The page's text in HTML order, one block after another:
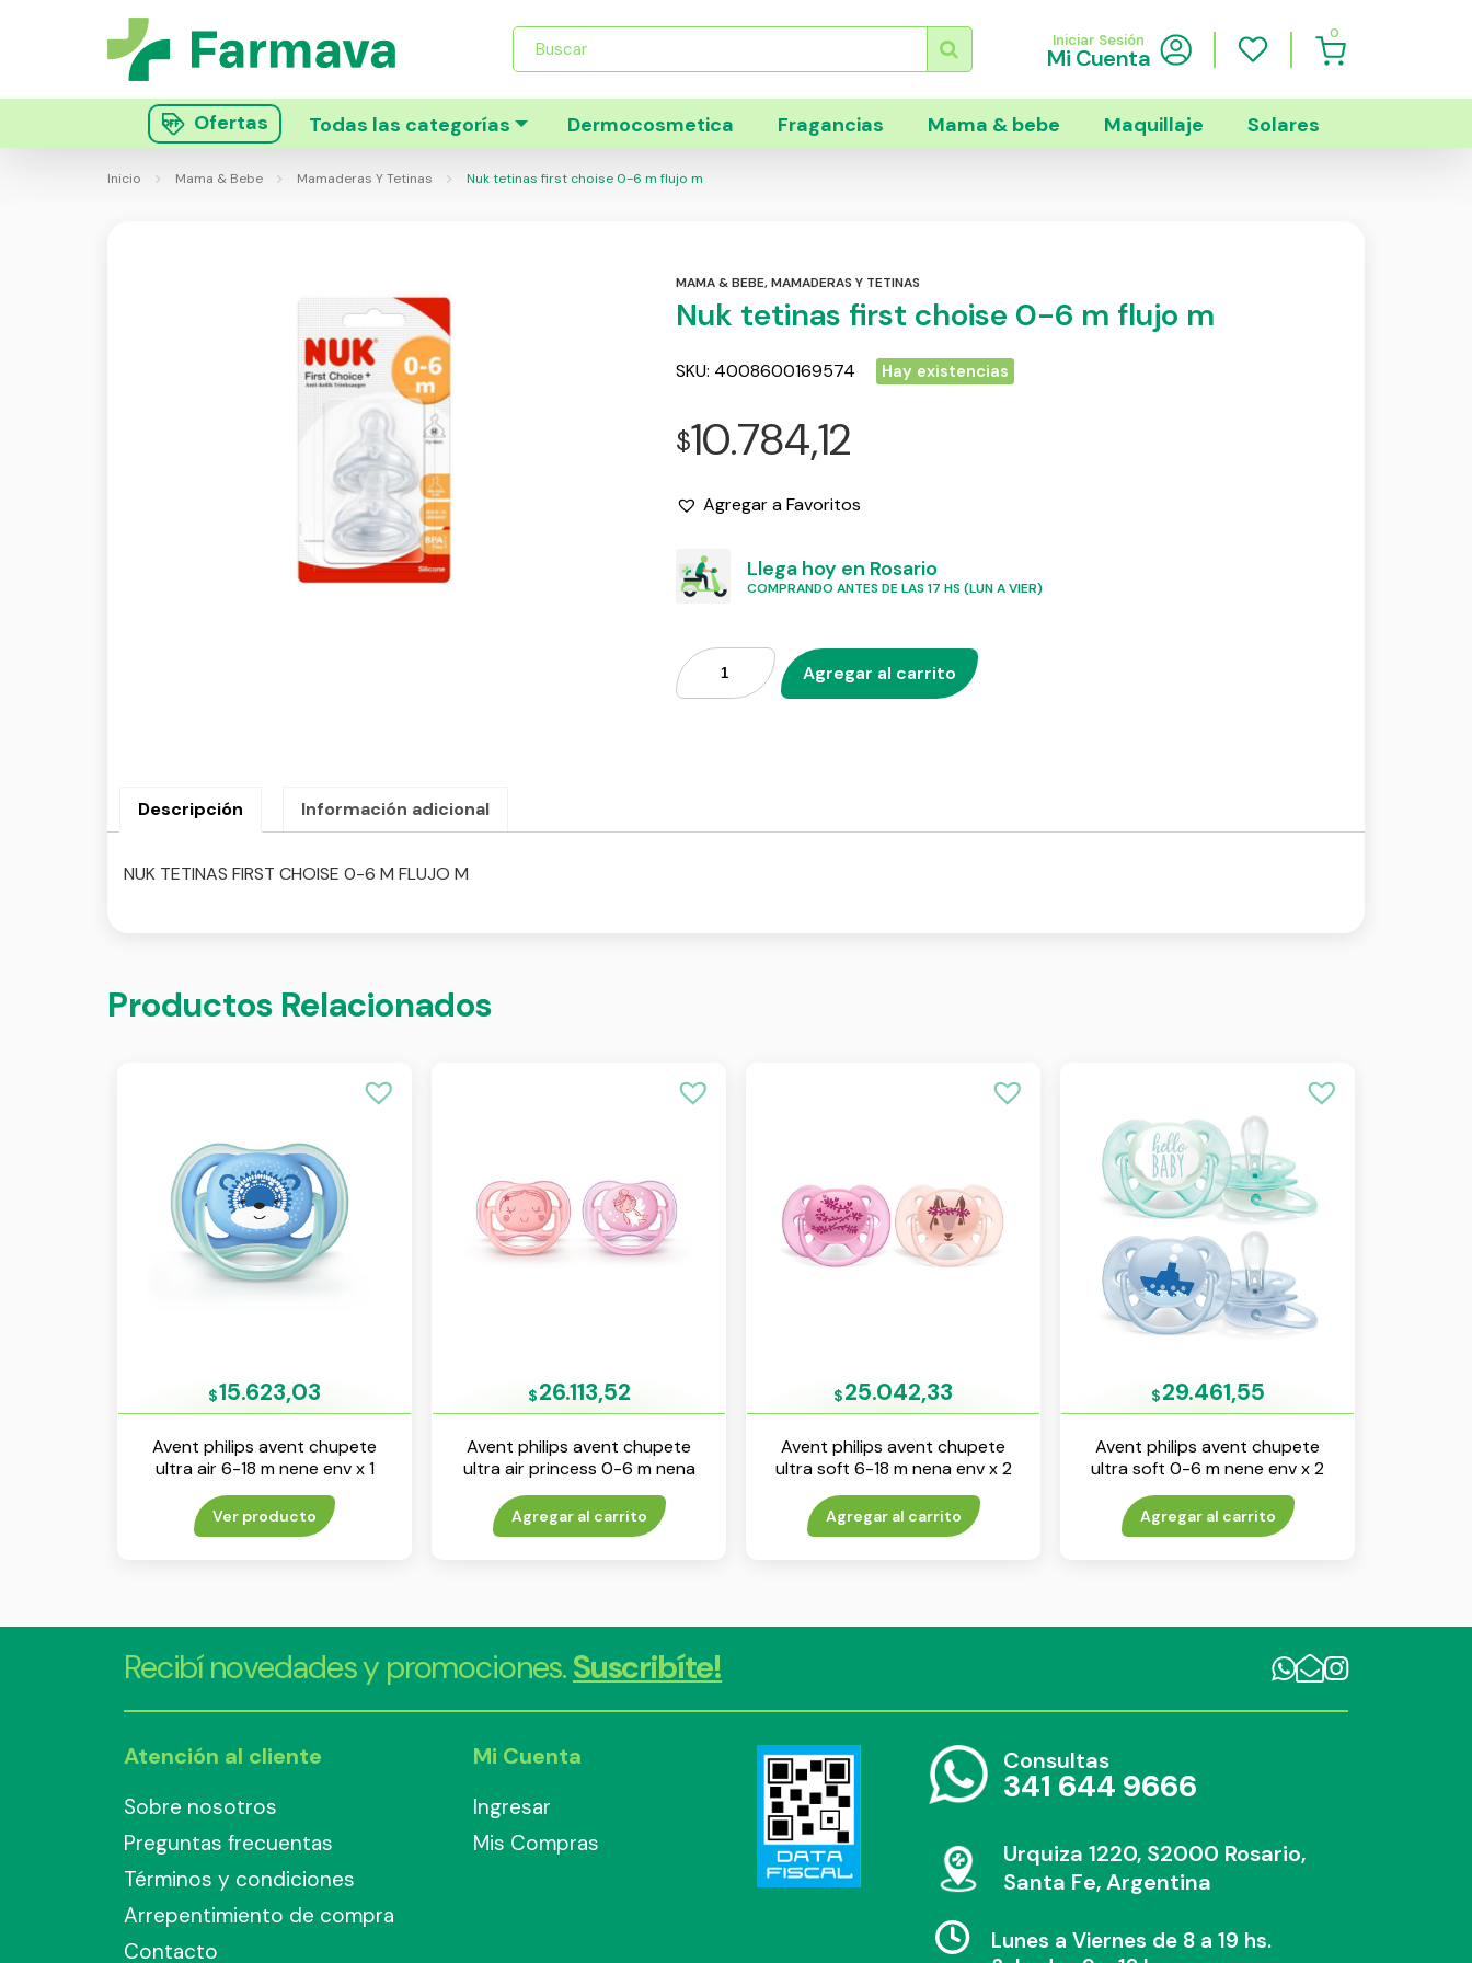
Búsqueda
productos
Iniciar Sesión
Mi Cuenta
0
Ofertas Todas las categorías Dermocosmetica Fragancias Mama & bebe Maquillaje Solares
Inicio Mama & Bebe Mamaderas Y Tetinas Nuk tetinas first choise 0-6 m flujo m
MAMA & BEBE,MAMADERAS Y TETINAS
Nuk tetinas first choise 0-6 m flujo m
SKU: 4008600169574 Hay existencias
$10.784,12
Agregar a Favoritos
Llega hoy en Rosario
COMPRANDO ANTES DE LAS 17 HS (LUN A VIER)
Agregar al carrito
Descripción Información adicional
NUK TETINAS FIRST CHOISE 0-6 M FLUJO M
Productos Relacionados
$15.623,03
Avent philips avent chupete
ultra air 6-18 m nene env x 1
Ver producto
$26.113,52
Avent philips avent chupete
ultra air princess 0-6 m nena
env x 2
Agregar al carrito
$25.042,33
Avent philips avent chupete
ultra soft 6-18 m nena env x 2
Agregar al carrito
$29.461,55
Avent philips avent chupete
ultra soft 0-6 m nene env x 2
Agregar al carrito
Recibí novedades y promociones.Suscribíte!
Atención al cliente
Sobre nosotros
Preguntas frecuentas
Términos y condiciones
Arrepentimiento de compra
Contacto
Mi Cuenta
Ingresar
Mis Compras
Consultas
341 644 9666
Urquiza 1220, S2000 Rosario,
Santa Fe, Argentina
Lunes a Viernes de 8 a 19 hs.